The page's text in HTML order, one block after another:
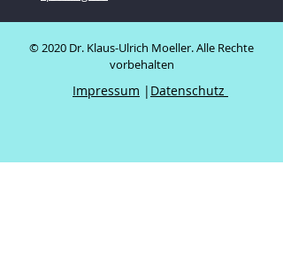
© 2020 Dr. Klaus-Ulrich Moeller. Alle Rechte
vorbehalten
Impressum | Datenschutz